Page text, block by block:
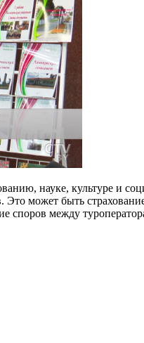
науке, культуре и
может быть
между